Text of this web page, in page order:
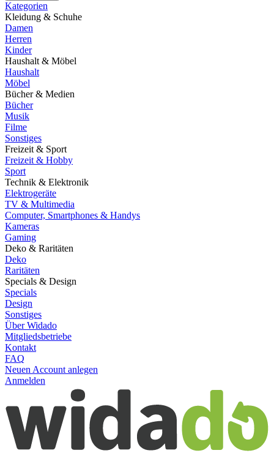
Kategorien
Kleidung & Schuhe
Damen
Herren
Kinder
Haushalt & Möbel
Haushalt
Möbel
Bücher & Medien
Bücher
Musik
Filme
Sonstiges
Freizeit & Sport
Freizeit & Hobby
Sport
Technik & Elektronik
Elektrogeräte
TV & Multimedia
Computer, Smartphones & Handys
Kameras
Gaming
Deko & Raritäten
Deko
Raritäten
Specials & Design
Specials
Design
Sonstiges
Über Widado
Mitgliedsbetriebe
Kontakt
FAQ
Neuen Account anlegen
Anmelden